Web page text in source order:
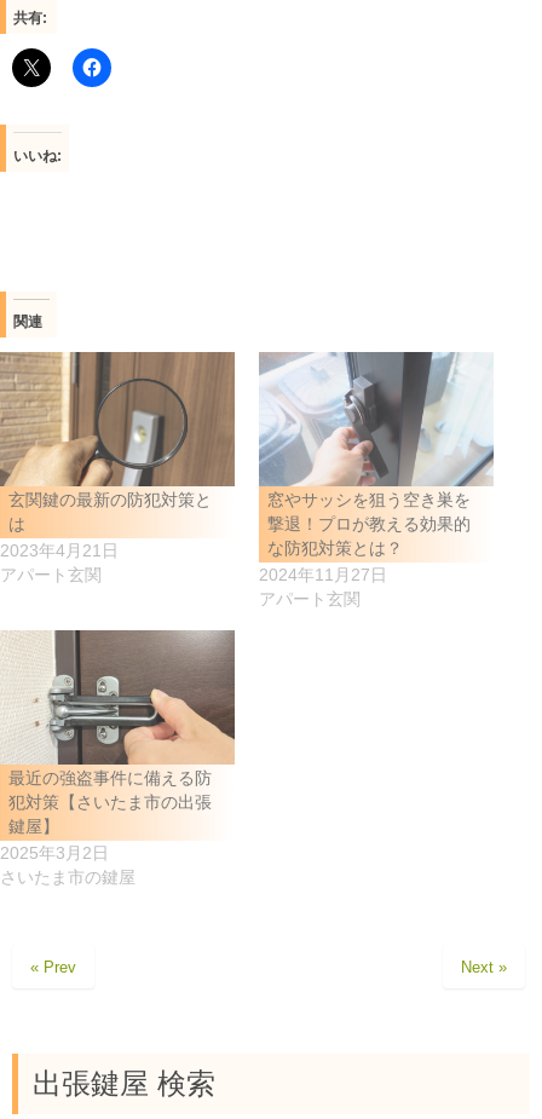
共有:
いいね:
関連
玄関鍵の最新の防犯対策と
は
2023年4月21日
アパート玄関
窓やサッシを狙う空き巣を
撃退！プロが教える効果的
な防犯対策とは？
2024年11月27日
アパート玄関
最近の強盗事件に備える防
犯対策【さいたま市の出張
鍵屋】
2025年3月2日
さいたま市の鍵屋
« Prev Next »
出張鍵屋 検索